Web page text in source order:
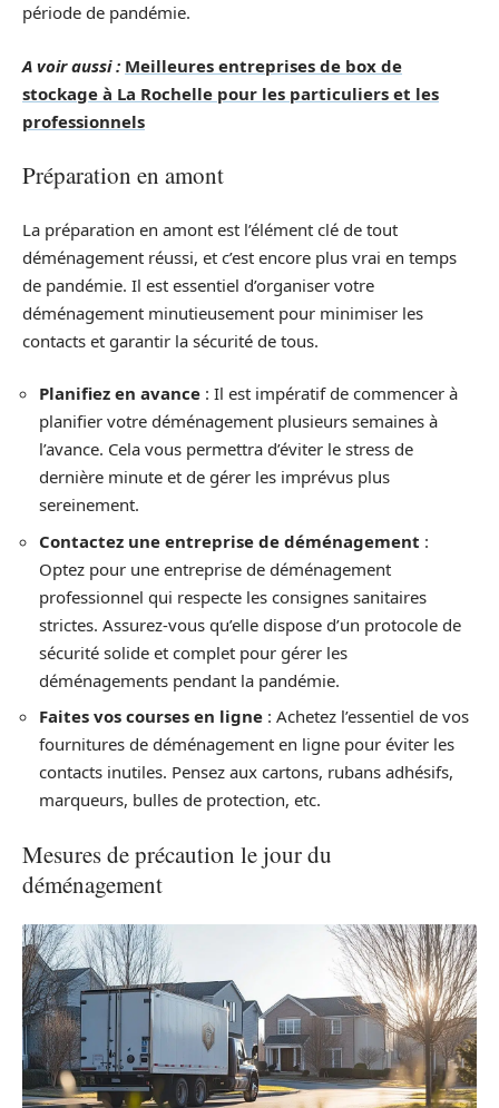
période de pandémie.
A voir aussi : Meilleures entreprises de box de
stockage à La Rochelle pour les particuliers et les
professionnels
Préparation en amont
La préparation en amont est l’élément clé de tout
déménagement réussi, et c’est encore plus vrai en temps
de pandémie. Il est essentiel d’organiser votre
déménagement minutieusement pour minimiser les
contacts et garantir la sécurité de tous.
Planifiez en avance : Il est impératif de commencer à
planifier votre déménagement plusieurs semaines à
l’avance. Cela vous permettra d’éviter le stress de
dernière minute et de gérer les imprévus plus
sereinement.
Contactez une entreprise de déménagement :
Optez pour une entreprise de déménagement
professionnel qui respecte les consignes sanitaires
strictes. Assurez-vous qu’elle dispose d’un protocole de
sécurité solide et complet pour gérer les
déménagements pendant la pandémie.
Faites vos courses en ligne : Achetez l’essentiel de vos
fournitures de déménagement en ligne pour éviter les
contacts inutiles. Pensez aux cartons, rubans adhésifs,
marqueurs, bulles de protection, etc.
Mesures de précaution le jour du
déménagement